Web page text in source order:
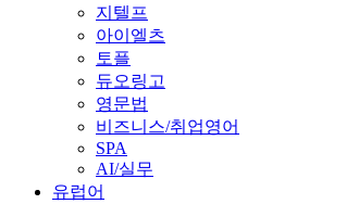
지텔프
아이엘츠
토플
듀오링고
영문법
비즈니스/취업영어
SPA
AI/실무
유럽어